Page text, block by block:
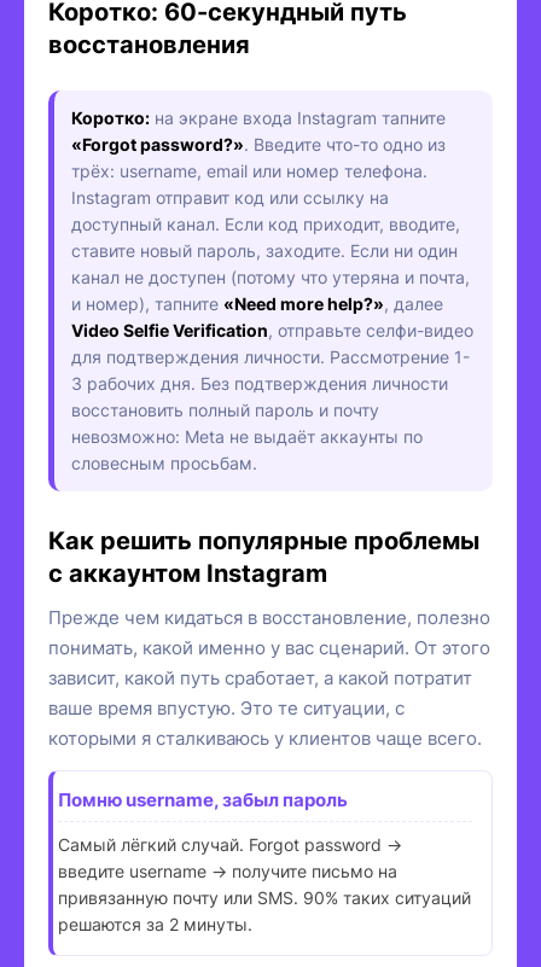
Коротко: 60-секундный путь
восстановления
Коротко: на экране входа Instagram тапните
«Forgot password?». Введите что-то одно из
трёх: username, email или номер телефона.
Instagram отправит код или ссылку на
доступный канал. Если код приходит, вводите,
ставите новый пароль, заходите. Если ни один
канал не доступен (потому что утеряна и почта,
и номер), тапните «Need more help?», далее
Video Selfie Verification, отправьте селфи-видео
для подтверждения личности. Рассмотрение 1-
3 рабочих дня. Без подтверждения личности
восстановить полный пароль и почту
невозможно: Meta не выдаёт аккаунты по
словесным просьбам.
Как решить популярные проблемы
с аккаунтом Instagram
Прежде чем кидаться в восстановление, полезно
понимать, какой именно у вас сценарий. От этого
зависит, какой путь сработает, а какой потратит
ваше время впустую. Это те ситуации, с
которыми я сталкиваюсь у клиентов чаще всего.
Помню username, забыл пароль
Самый лёгкий случай. Forgot password →
введите username → получите письмо на
привязанную почту или SMS. 90% таких ситуаций
решаются за 2 минуты.